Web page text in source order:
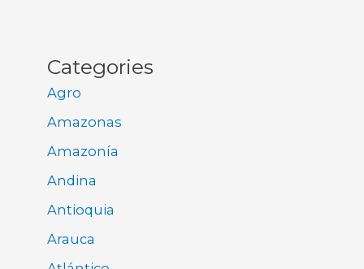
Categories
Agro
Amazonas
Amazonía
Andina
Antioquia
Arauca